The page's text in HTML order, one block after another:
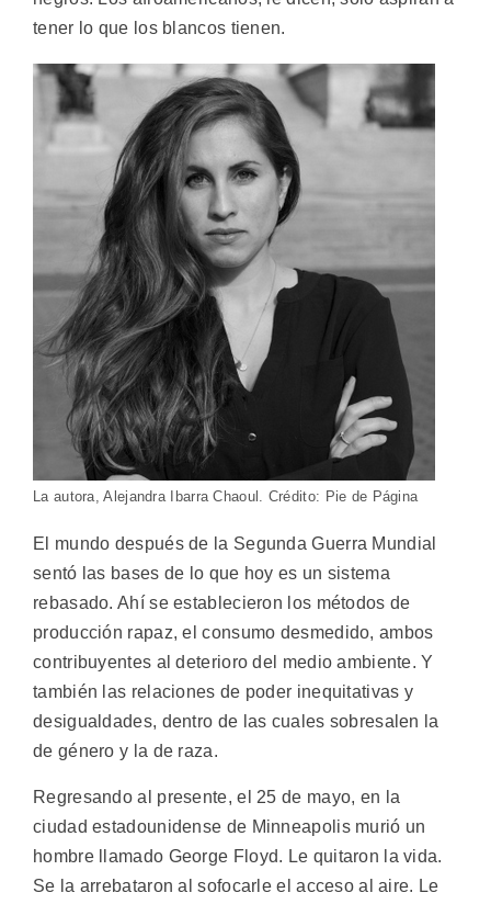
tener lo que los blancos tienen.
La autora, Alejandra Ibarra Chaoul. Crédito: Pie de Página
El mundo después de la Segunda Guerra Mundial
sentó las bases de lo que hoy es un sistema
rebasado. Ahí se establecieron los métodos de
producción rapaz, el consumo desmedido, ambos
contribuyentes al deterioro del medio ambiente. Y
también las relaciones de poder inequitativas y
desigualdades, dentro de las cuales sobresalen la
de género y la de raza.
Regresando al presente, el 25 de mayo, en la
ciudad estadounidense de Minneapolis murió un
hombre llamado George Floyd. Le quitaron la vida.
Se la arrebataron al sofocarle el acceso al aire. Le